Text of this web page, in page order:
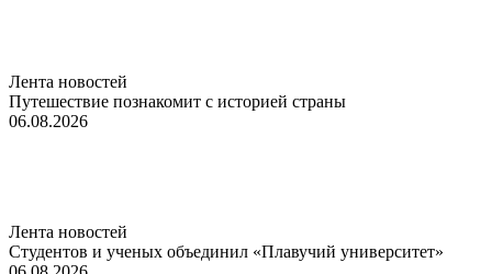
Лента новостей
Путешествие познакомит с историей страны
06.08.2026
Лента новостей
Студентов и ученых объединил «Плавучий университет»